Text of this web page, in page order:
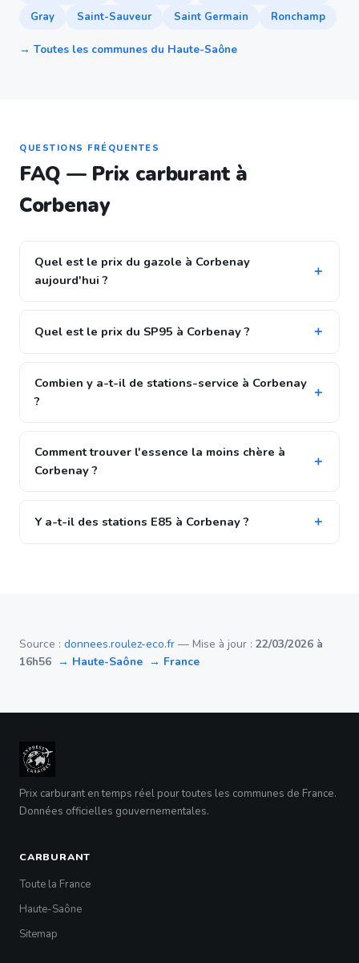
Gray
Saint-Sauveur Saint Germain Ronchamp
→ Toutes les communes du Haute-Saône
QUESTIONS FRÉQUENTES
FAQ — Prix carburant à
Corbenay
Quel est le prix du gazole à Corbenay
aujourd'hui ?
Quel est le prix du SP95 à Corbenay ?
Combien y a-t-il de stations-service à Corbenay
?
Comment trouver l'essence la moins chère à
Corbenay ?
Y a-t-il des stations E85 à Corbenay ?
Source : donnees.roulez-eco.fr — Mise à jour : 22/03/2026 à
16h56 → Haute-Saône → France
Prix carburant en temps réel pour toutes les communes de France.
Données officielles gouvernementales.
CARBURANT
Toute la France
Haute-Saône
Sitemap